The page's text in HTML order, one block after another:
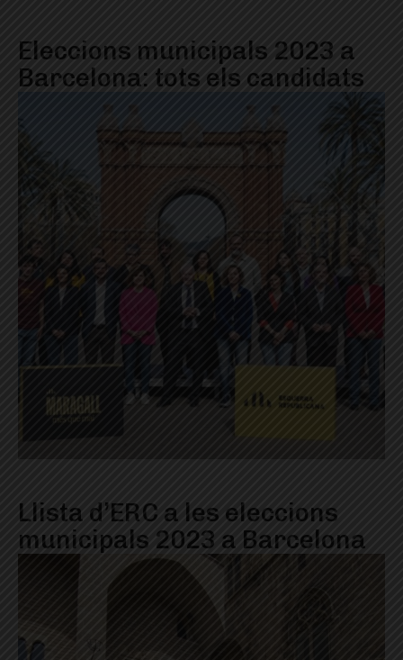
Eleccions municipals 2023 a
Barcelona: tots els candidats
Llista d’ERC a les eleccions
municipals 2023 a Barcelona